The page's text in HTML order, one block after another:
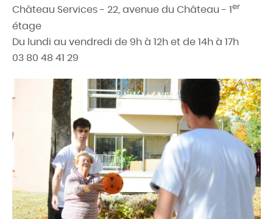
Château Services - 22, avenue du Château - 1er
étage
Du lundi au vendredi de 9h à 12h et de 14h à 17h
03 80 48 41 29